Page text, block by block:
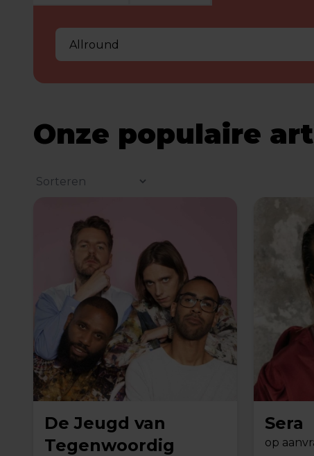
Onze populaire
De Jeugd van
Tegenwoordig
Sera
op